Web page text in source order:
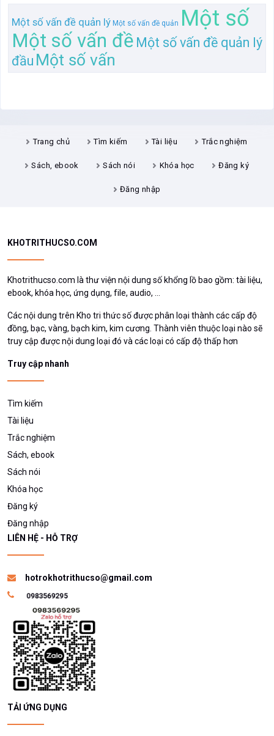
Một số vấn đề quản lý Một số vấn đề quản Một số
Một số vấn đề Một số vấn đề quản lý
đầu Một số vấn
Trang chủ Tìm kiếm Tài liệu Trắc nghiệm
Sách, ebook Sách nói Khóa học Đăng ký
Đăng nhập
KHOTRITHUCSO.COM
Khotrithucso.com là thư viện nội dung số khổng lồ bao gồm: tài liệu,
ebook, khóa học, ứng dụng, file, audio, ...
Các nội dung trên Kho tri thức số được phân loại thành các cấp độ
đồng, bạc, vàng, bạch kim, kim cương. Thành viên thuộc loại nào sẽ
truy cập được nội dung loại đó và các loại có cấp độ thấp hơn
Truy cập nhanh
Tìm kiếm
Tài liệu
Trắc nghiệm
Sách, ebook
Sách nói
Khóa học
Đăng ký
Đăng nhập
LIÊN HỆ - HỖ TRỢ
hotrokhotrithucso@gmail.com
TẢI ỨNG DỤNG